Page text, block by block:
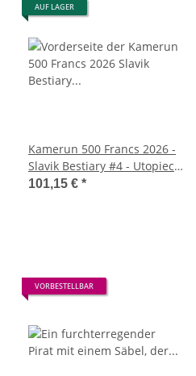
AUF LAGER
Kamerun 500 Francs 2026 -
Slavik Bestiary #4 - Utopiec -
1oz Silber
101,15 € *
VORBESTELLBAR